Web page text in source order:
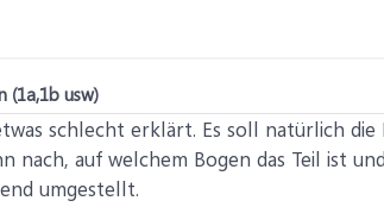
(1a,1b usw)
schlecht erklärt. Es soll natürlich
nach, auf welchem Bogen das Teil ist
umgestellt.